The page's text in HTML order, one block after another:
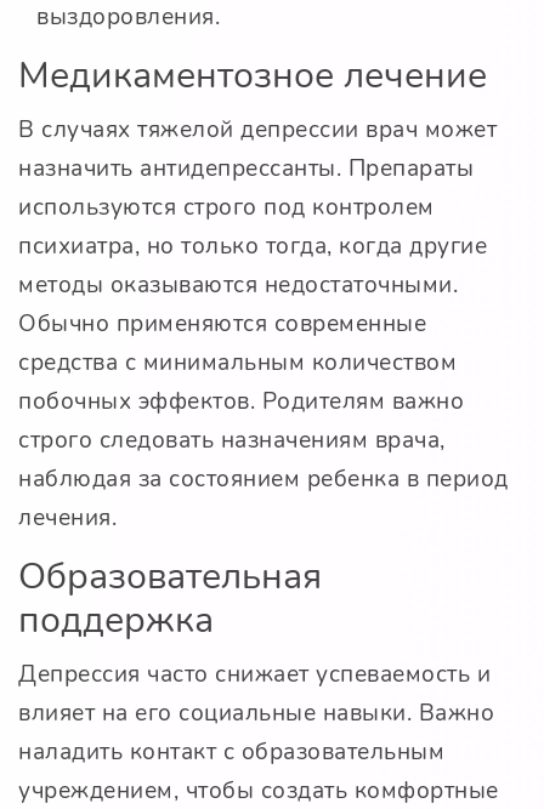
выздоровления.
Медикаментозное лечение
В случаях тяжелой депрессии врач может
назначить антидепрессанты. Препараты
используются строго под контролем
психиатра, но только тогда, когда другие
методы оказываются недостаточными.
Обычно применяются современные
средства с минимальным количеством
побочных эффектов. Родителям важно
строго следовать назначениям врача,
наблюдая за состоянием ребенка в период
лечения.
Образовательная
поддержка
Депрессия часто снижает успеваемость и
влияет на его социальные навыки. Важно
наладить контакт с образовательным
учреждением, чтобы создать комфортные